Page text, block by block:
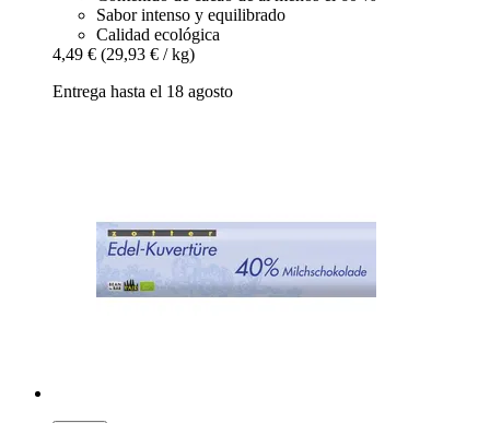
Sabor intenso y equilibrado
Calidad ecológica
4,49 € (29,93 € / kg)
Entrega hasta el 18 agosto